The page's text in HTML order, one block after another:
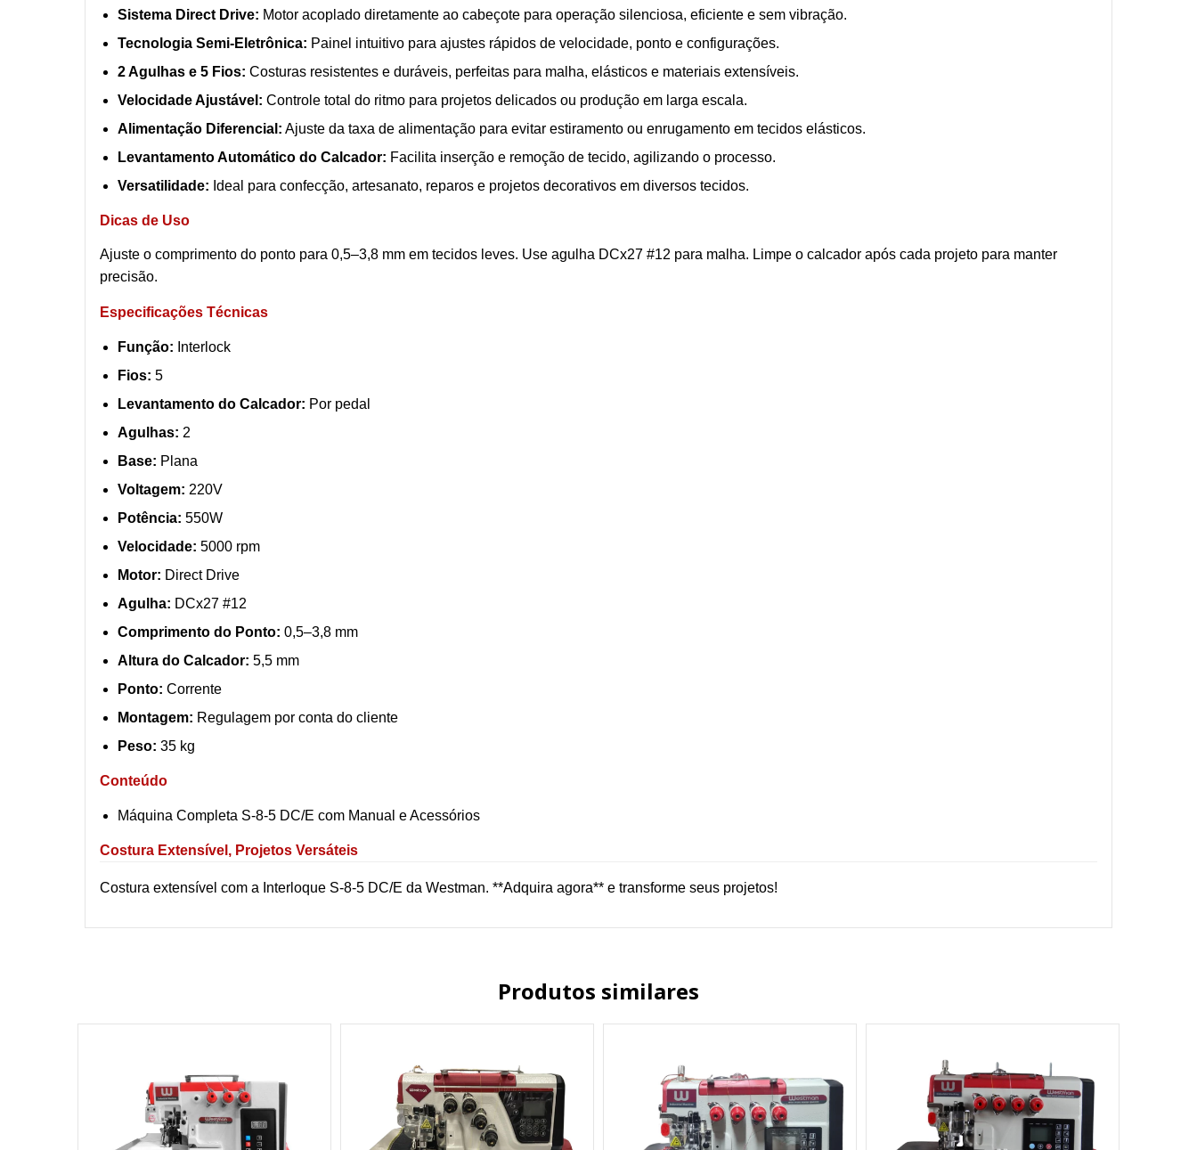
Sistema Direct Drive: Motor acoplado diretamente ao cabeçote para operação silenciosa, eficiente e sem vibração.
Tecnologia Semi-Eletrônica: Painel intuitivo para ajustes rápidos de velocidade, ponto e configurações.
2 Agulhas e 5 Fios: Costuras resistentes e duráveis, perfeitas para malha, elásticos e materiais extensíveis.
Velocidade Ajustável: Controle total do ritmo para projetos delicados ou produção em larga escala.
Alimentação Diferencial: Ajuste da taxa de alimentação para evitar estiramento ou enrugamento em tecidos elásticos.
Levantamento Automático do Calcador: Facilita inserção e remoção de tecido, agilizando o processo.
Versatilidade: Ideal para confecção, artesanato, reparos e projetos decorativos em diversos tecidos.
Dicas de Uso
Ajuste o comprimento do ponto para 0,5–3,8 mm em tecidos leves. Use agulha DCx27 #12 para malha. Limpe o calcador após cada projeto para manter
precisão.
Especificações Técnicas
Função: Interlock
Fios: 5
Levantamento do Calcador: Por pedal
Agulhas: 2
Base: Plana
Voltagem: 220V
Potência: 550W
Velocidade: 5000 rpm
Motor: Direct Drive
Agulha: DCx27 #12
Comprimento do Ponto: 0,5–3,8 mm
Altura do Calcador: 5,5 mm
Ponto: Corrente
Montagem: Regulagem por conta do cliente
Peso: 35 kg
Conteúdo
Máquina Completa S-8-5 DC/E com Manual e Acessórios
Costura Extensível, Projetos Versáteis
Costura extensível com a Interloque S-8-5 DC/E da Westman. **Adquira agora** e transforme seus projetos!
Produtos similares